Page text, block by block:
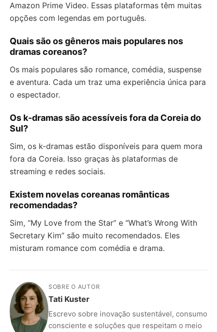
Amazon Prime Video. Essas plataformas têm muitas
opções com legendas em português.
Quais são os gêneros mais populares nos
dramas coreanos?
Os mais populares são romance, comédia, suspense
e aventura. Cada um traz uma experiência única para
o espectador.
Os k-dramas são acessíveis fora da Coreia do
Sul?
Sim, os k-dramas estão disponíveis para quem mora
fora da Coreia. Isso graças às plataformas de
streaming e redes sociais.
Existem novelas coreanas românticas
recomendadas?
Sim, “My Love from the Star” e “What’s Wrong With
Secretary Kim” são muito recomendados. Eles
misturam romance com comédia e drama.
SOBRE O AUTOR
Tati Kuster
Escrevo sobre inovação sustentável, consumo
consciente e soluções que respeitam o meio